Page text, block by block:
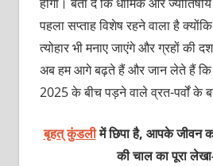
होगा। बता दें कि धार्मिक और
पहला सप्ताह विशेष रहने वाला है
त्योहार भी मनाए जाएंगे और ग्रहों की
अब हम आगे बढ़ते हैं और जान लेते हैं
2025 के बीच पड़ने वाले व्रत-पर्वों के
बृहत् कुंडलीमें छिपा है, आपके जीवन
की चाल का पूरा